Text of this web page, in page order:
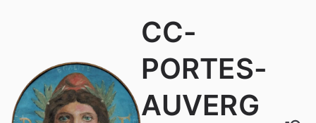
CC-
PORTES-
AUVERG